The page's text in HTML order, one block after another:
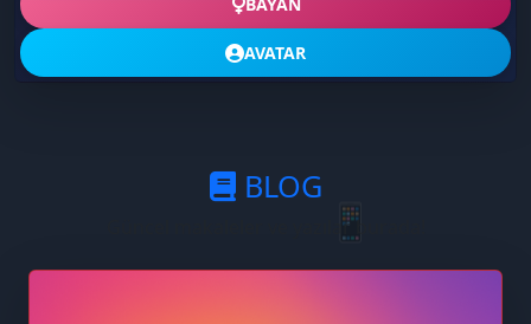
📱
AVATAR
BLOG
Güncel makaleler ve yazılar burada!